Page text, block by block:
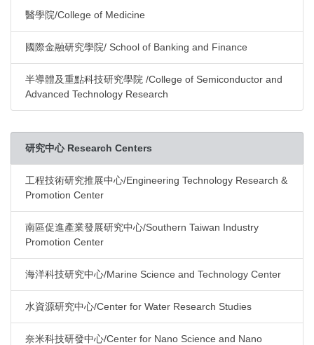
醫學院/College of Medicine
國際金融研究學院/ School of Banking and Finance
半導體及重點科技研究學院 /College of Semiconductor and
Advanced Technology Research
研究中心 Research Centers
工程技術研究推展中心/Engineering Technology Research &
Promotion Center
南區促進產業發展研究中心/Southern Taiwan Industry
Promotion Center
海洋科技研究中心/Marine Science and Technology Center
水資源研究中心/Center for Water Research Studies
奈米科技研發中心/Center for Nano Science and Nano